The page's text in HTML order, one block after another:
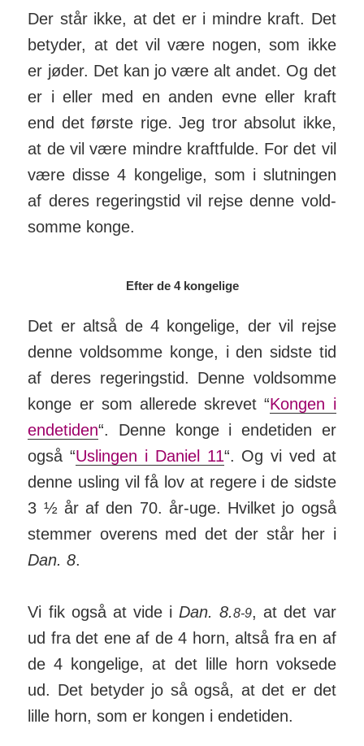
Der står ikke, at det er i mindre kraft. Det
be­tyder, at det vil være nogen, som ikke
er jøder. Det kan jo være alt andet. Og det
er i eller med en anden evne eller kraft
end det første rige. Jeg tror ab­solut ikke,
at de vil være mindre kraft­fulde. For det vil
være disse 4 kon­ge­lige, som i slutningen
af deres re­ger­ings­tid vil rejse denne vold­
somme konge.
Efter de 4 kongelige
Det er altså de 4 kon­ge­lige, der vil rejse
denne vold­somme konge, i den sidste tid
af deres re­ger­ings­tid. Denne vold­somme
konge er som allerede skrevet “Kongen i
ende­tiden“. Denne konge i ende­tiden er
også “Us­lingen i Daniel 11“. Og vi ved at
denne usling vil få lov at regere i de sidste
3 ½ år af den 70. år-uge. Hvilket jo også
stemmer over­ens med det der står her i
Dan. 8.
Vi fik også at vide i Dan. 8.8-9, at det var
ud fra det ene af de 4 horn, altså fra en af
de 4 kon­ge­lige, at det lille horn vok­sede
ud. Det be­tyder jo så også, at det er det
lille horn, som er kongen i ende­tiden.